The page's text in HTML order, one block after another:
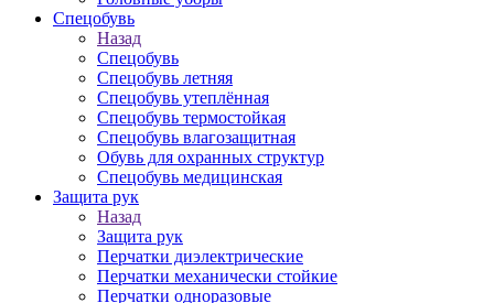
Спецобувь
Назад
Спецобувь
Спецобувь летняя
Спецобувь утеплённая
Спецобувь термостойкая
Спецобувь влагозащитная
Обувь для охранных структур
Спецобувь медицинская
Защита рук
Назад
Защита рук
Перчатки диэлектрические
Перчатки механически стойкие
Перчатки одноразовые